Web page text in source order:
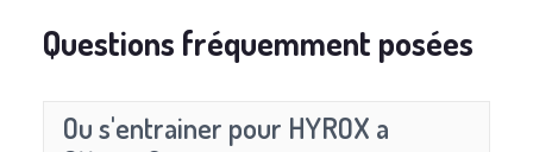
Questions fréquemment posées
Ou s'entrainer pour HYROX a